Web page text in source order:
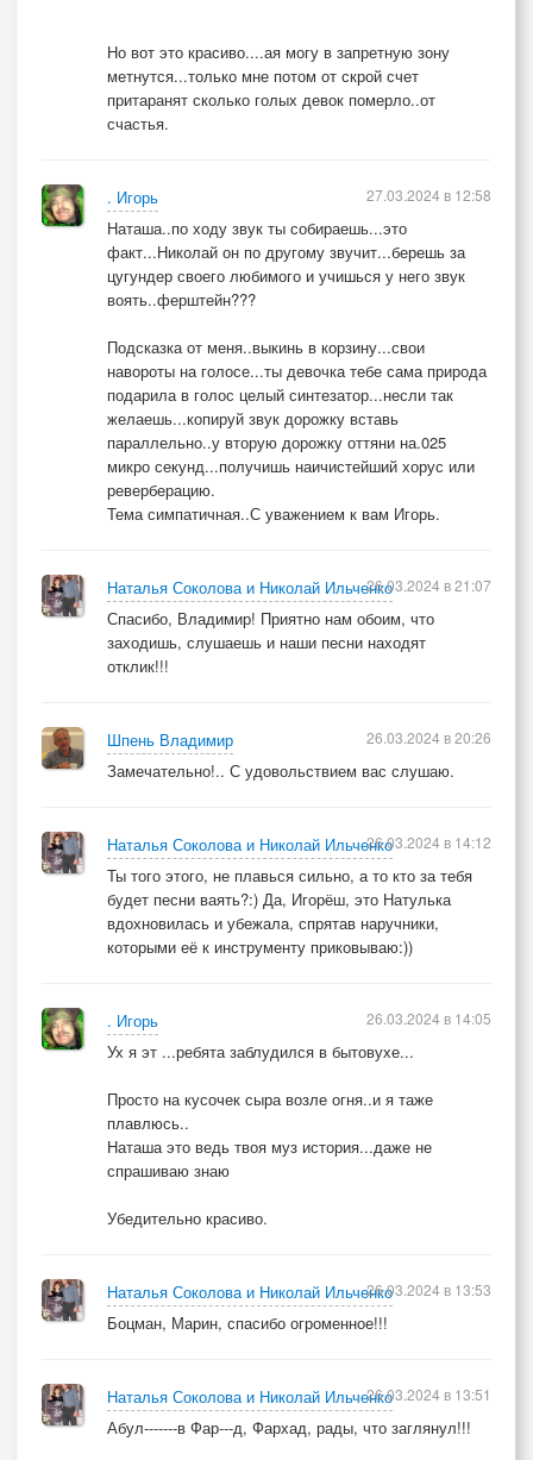
Но вот это красиво....ая могу в запретную зону
метнутся...только мне потом от скрой счет
притаранят сколько голых девок померло..от
счастья.
. Игорь
Наташа..по ходу звук ты собираешь...это
факт...Николай он по другому звучит...берешь за
цугундер своего любимого и учишься у него звук
воять..ферштейн???
Подсказка от меня..выкинь в корзину...свои
навороты на голосе...ты девочка тебе сама природа
подарила в голос целый синтезатор...несли так
желаешь...копируй звук дорожку вставь
параллельно..у вторую дорожку оттяни на.025
микро секунд...получишь наичистейший хорус или
реверберацию.
Тема симпатичная..С уважением к вам Игорь.
27.03.2024 в 12:58
Наталья Соколова и Николай Ильченко
Спасибо, Владимир! Приятно нам обоим, что
заходишь, слушаешь и наши песни находят
отклик!!!
26.03.2024 в 21:07
Шпень Владимир
Замечательно!.. С удовольствием вас слушаю.
26.03.2024 в 20:26
Наталья Соколова и Николай Ильченко
Ты того этого, не плавься сильно, а то кто за тебя
будет песни ваять?:) Да, Игорёш, это Натулька
вдохновилась и убежала, спрятав наручники,
которыми её к инструменту приковываю:))
26.03.2024 в 14:12
. Игорь
Ух я эт ...ребята заблудился в бытовухе...
Просто на кусочек сыра возле огня..и я таже
плавлюсь..
Наташа это ведь твоя муз история...даже не
спрашиваю знаю
Убедительно красиво.
26.03.2024 в 14:05
Наталья Соколова и Николай Ильченко
Боцман, Марин, спасибо огроменное!!!
26.03.2024 в 13:53
Наталья Соколова и Николай Ильченко
Абул-------в Фар---д, Фархад, рады, что заглянул!!!
26.03.2024 в 13:51